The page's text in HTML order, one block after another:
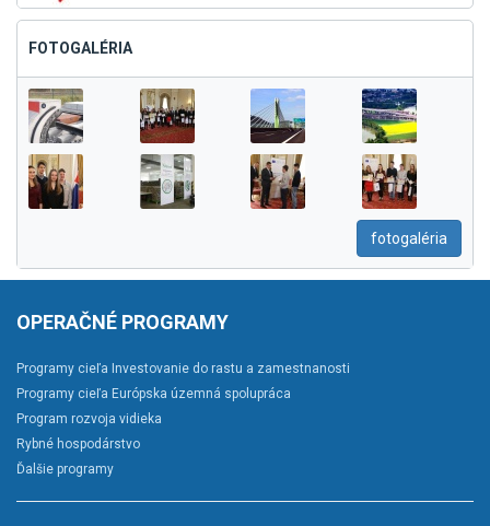
FOTOGALÉRIA
fotogaléria
OPERAČNÉ PROGRAMY
Programy cieľa Investovanie do rastu a zamestnanosti
Programy cieľa Európska územná spolupráca
Program rozvoja vidieka
Rybné hospodárstvo
Ďalšie programy